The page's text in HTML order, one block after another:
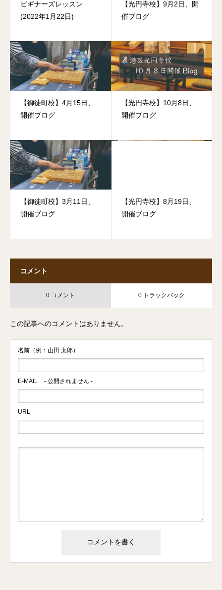
ビギナーズレッスン
(2022年1月22日)
【光円寺校】9月2日、開
催ブログ
【御徒町校】4月15日、
開催ブログ
【光円寺校】10月8日、
開催ブログ
【御徒町校】3月11日、
開催ブログ
【光円寺校】8月19日、
開催ブログ
コメント
0 コメント 0 トラックバック
この記事へのコメントはありません。
名前（例：山田 太郎）
E-MAIL - 公開されません -
URL